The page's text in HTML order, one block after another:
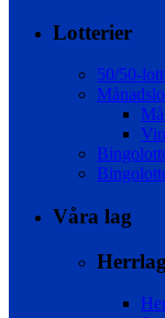
Lotterier
50/50-
Våra lag